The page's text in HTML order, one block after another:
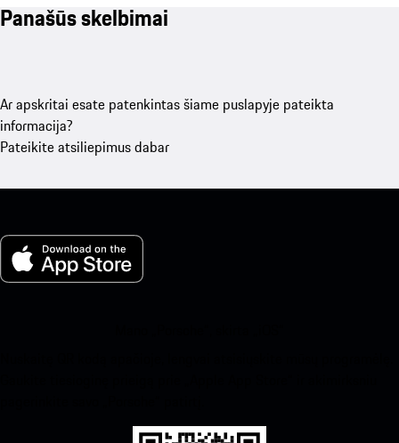
Panašūs skelbimai
Ar apskritai esate patenkintas šiame puslapyje pateikta
informacija?
Pateikite atsiliepimus dabar